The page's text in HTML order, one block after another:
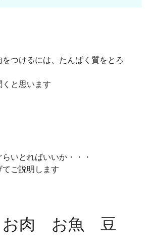
つけるには、たんぱく質をとろ
と思います
いとればいいか・・・
ご説明します
お肉 お魚 豆